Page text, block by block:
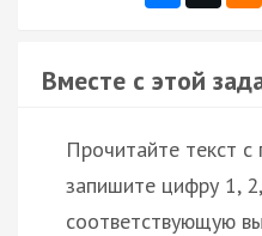
Вместе с этой
Прочитайте текст с
запишите цифру 1,
соответствующую